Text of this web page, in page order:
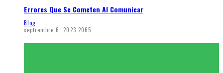
Errores Que Se Cometen Al Comunicar
Blog
septiembre 6, 2023 2065